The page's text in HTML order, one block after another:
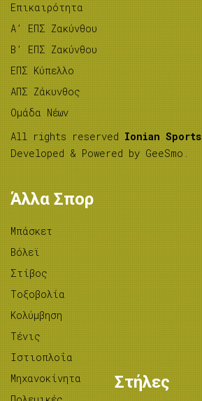
Επικαιρότητα
A’ ΕΠΣ Ζακύνθου
B’ ΕΠΣ Ζακύνθου
ΕΠΣ Κύπελλο
ΑΠΣ Ζάκυνθος
Ομάδα Νέων
All rights reserved Ionian Sports
Developed & Powered by GeeSmo .
Άλλα Σπορ
Μπάσκετ
Βόλεϊ
Στίβος
Tοξοβολία
Κολύμβηση
Τένις
Ιστιοπλοΐα
Μηχανοκίνητα
Στήλες